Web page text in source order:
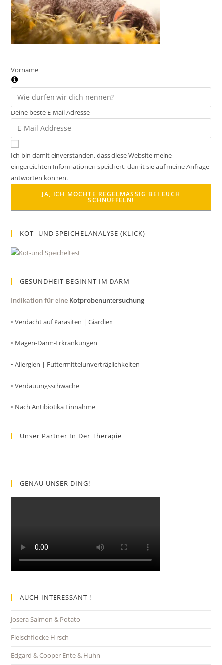
Vorname
Deine beste E-Mail Adresse
Ich bin damit einverstanden, dass diese Website meine
eingereichten Informationen speichert, damit sie auf meine Anfrage
antworten können.
JA, ICH MÖCHTE REGELMÄSSIG BEI EUCH S
CHNÜFFELN!
KOT- UND SPEICHELANALYSE (KLICK)
GESUNDHEIT BEGINNT IM DARM
Indikation für eine Kotprobenuntersuchung
• Verdacht auf Parasiten | Giardien
• Magen-Darm-Erkrankungen
• Allergien | Futtermittelunverträglichkeiten
• Verdauungsschwäche
• Nach Antibiotika Einnahme
Unser Partner In Der Therapie
GENAU UNSER DING!
AUCH INTERESSANT !
Josera Salmon & Potato
Fleischflocke Hirsch
Edgard & Cooper Ente & Huhn